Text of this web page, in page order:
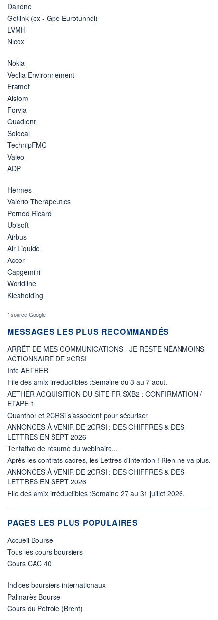
Danone
Getlink (ex - Gpe Eurotunnel)
LVMH
Nicox
Nokia
Veolia Environnement
Eramet
Alstom
Forvia
Quadient
Solocal
TechnipFMC
Valeo
ADP
Hermes
Valerio Therapeutics
Pernod Ricard
Ubisoft
Airbus
Air Liquide
Accor
Capgemini
Worldline
Kleaholding
* source Google
MESSAGES LES PLUS RECOMMANDÉS
ARRÊT DE MES COMMUNICATIONS - JE RESTE NÉANMOINS
ACTIONNAIRE DE 2CRSI
Info AETHER
File des amix irréductibles :Semaine du 3 au 7 aout.
AETHER ACQUISITION DU SITE FR SXB2 : CONFIRMATION /
ETAPE 1
Quanthor et 2CRSi s’associent pour sécuriser
ANNONCES À VENIR DE 2CRSI : DES CHIFFRES & DES
LETTRES EN SEPT 2026
Tentative de résumé du webinaire...
Après les contrats cadres, les Lettres d'intention ! Rien ne va plus.
ANNONCES À VENIR DE 2CRSI : DES CHIFFRES & DES
LETTRES EN SEPT 2026
File des amix irréductibles :Semaine 27 au 31 juillet 2026.
PAGES LES PLUS POPULAIRES
Accueil Bourse
Tous les cours boursiers
Cours CAC 40
Indices boursiers internationaux
Palmarès Bourse
Cours du Pétrole (Brent)